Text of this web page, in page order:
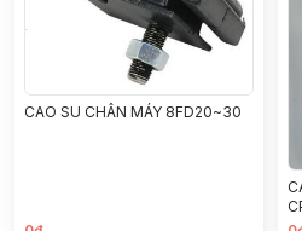
CAO SU CHÂN MÁY 8FD20~30